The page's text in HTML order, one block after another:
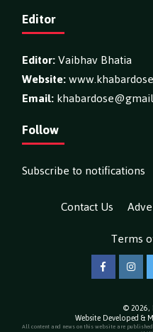
Editor
Editor:Vaibhav Bhatia
Website:
Email:
Follow
Subscribe to notifications
Contact Us
Terms
Facebook
© 2026,
Website Developed &
All content and news on this website are